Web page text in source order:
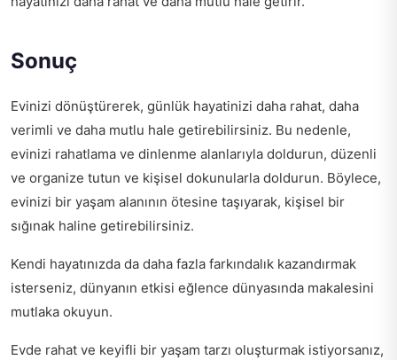
Sonuç
Evinizi dönüştürerek, günlük hayatinizi daha rahat, daha
verimli ve daha mutlu hale getirebilirsiniz. Bu nedenle,
evinizi rahatlama ve dinlenme alanlarıyla doldurun, düzenli
ve organize tutun ve kişisel dokunularla doldurun. Böylece,
evinizi bir yaşam alanının ötesine taşıyarak, kişisel bir
sığınak haline getirebilirsiniz.
Kendi hayatınızda da daha fazla farkındalık kazandırmak
isterseniz, dünyanın etkisi eğlence dünyasında makalesini
mutlaka okuyun.
Evde rahat ve keyifli bir yaşam tarzı oluşturmak istiyorsanız,